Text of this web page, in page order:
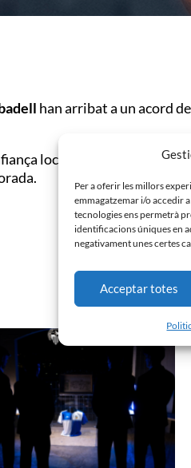
Per a oferir les millors
emmagatzemar i/o accedir
tecnologies ens permetrà
identificacions úniques en
negativament unes certes
Acceptar totes
han arribat a un acord
local amb productes